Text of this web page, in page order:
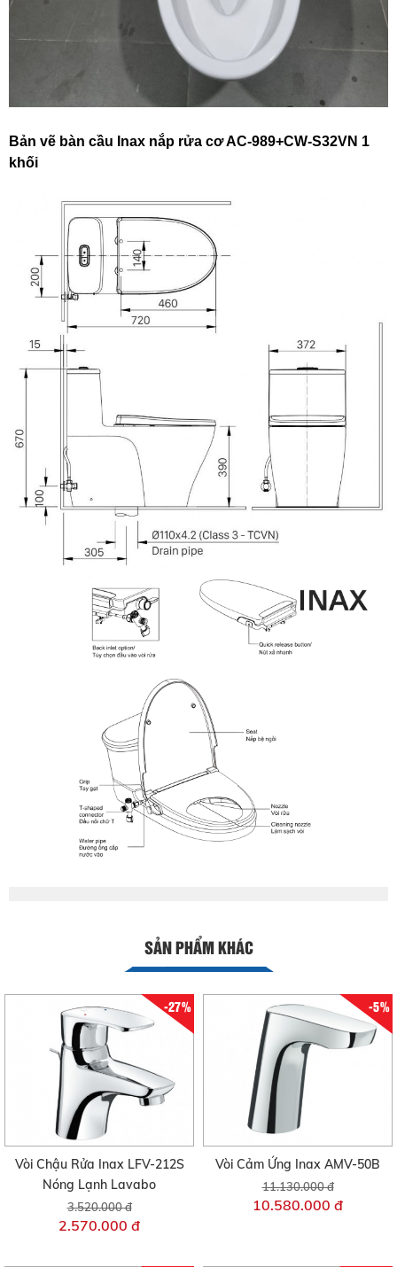
Bản vẽ bàn cầu Inax nắp rửa cơ AC-989+CW-S32VN 1
khối
SẢN PHẨM KHÁC
-27%
Vòi Chậu Rửa Inax LFV-212S
Nóng Lạnh Lavabo
3.520.000 đ
2.570.000 đ
-5%
Vòi Cảm Ứng Inax AMV-50B
11.130.000 đ
10.580.000 đ